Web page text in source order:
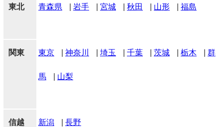
東北 青森県 岩手 宮城 秋田 山形 福島
関東 東京 神奈川 埼玉 千葉 茨城 栃木 群
馬 山梨
信越 新潟 長野